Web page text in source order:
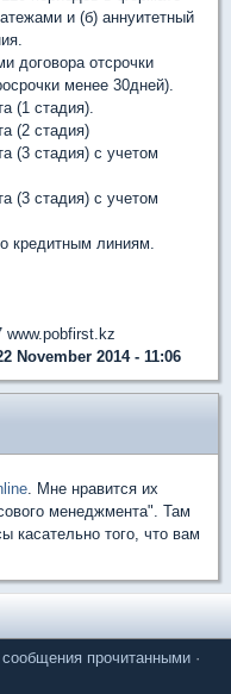
и (б) аннуитетный
договора отсрочки
менее 30дней).
(1 стадия).
(2 стадия)
(3 стадия) с учетом
(3 стадия) с учетом
кредитным линиям.
www.pobfirst.kz
November 2014 - 11:06
. Мне нравится их
менеджмента". Там
касательно того, что вам
прочитанными ·